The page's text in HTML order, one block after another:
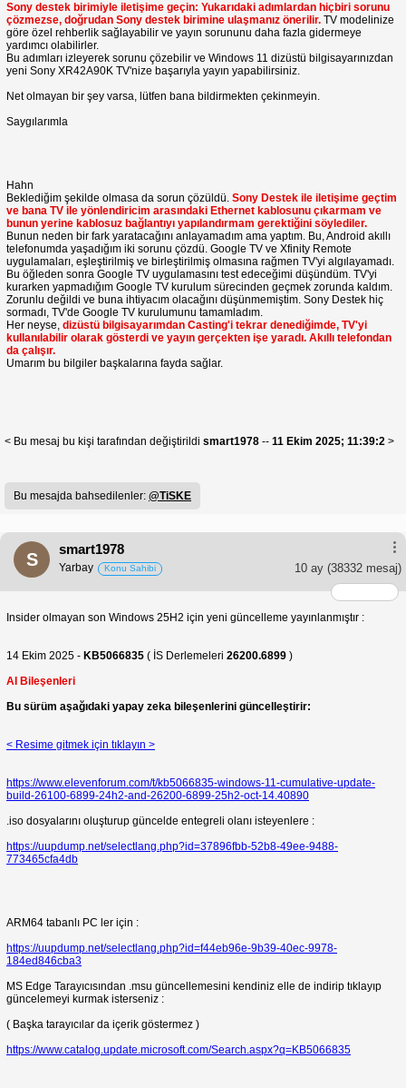
Sony destek birimiyle iletişime geçin: Yukarıdaki adımlardan hiçbiri sorunu
çözmezse, doğrudan Sony destek birimine ulaşmanız önerilir. TV modelinize
göre özel rehberlik sağlayabilir ve yayın sorununu daha fazla gidermeye
yardımcı olabilirler.
Bu adımları izleyerek sorunu çözebilir ve Windows 11 dizüstü bilgisayarınızdan
yeni Sony XR42A90K TV'nize başarıyla yayın yapabilirsiniz.
Net olmayan bir şey varsa, lütfen bana bildirmekten çekinmeyin.
Saygılarımla
Hahn
Beklediğim şekilde olmasa da sorun çözüldü. Sony Destek ile iletişime geçtim
ve bana TV ile yönlendiricim arasındaki Ethernet kablosunu çıkarmam ve
bunun yerine kablosuz bağlantıyı yapılandırmam gerektiğini söylediler.
Bunun neden bir fark yaratacağını anlayamadım ama yaptım. Bu, Android akıllı
telefonumda yaşadığım iki sorunu çözdü. Google TV ve Xfinity Remote
uygulamaları, eşleştirilmiş ve birleştirilmiş olmasına rağmen TV'yi algılayamadı.
Bu öğleden sonra Google TV uygulamasını test edeceğimi düşündüm. TV'yi
kurarken yapmadığım Google TV kurulum sürecinden geçmek zorunda kaldım.
Zorunlu değildi ve buna ihtiyacım olacağını düşünmemiştim. Sony Destek hiç
sormadı, TV'de Google TV kurulumunu tamamladım.
Her neyse, dizüstü bilgisayarımdan Casting'i tekrar denediğimde, TV'yi
kullanılabilir olarak gösterdi ve yayın gerçekten işe yaradı. Akıllı telefondan
da çalışır.
Umarım bu bilgiler başkalarına fayda sağlar.
< Bu mesaj bu kişi tarafından değiştirildi smart1978 -- 11 Ekim 2025; 11:39:2 >
Bu mesajda bahsedilenler: @TiSKE
S
smart1978
10 ay (38332 mesaj)
Yarbay Konu Sahibi
Insider olmayan son Windows 25H2 için yeni güncelleme yayınlanmıştır :
14 Ekim 2025 - KB5066835 ( İS Derlemeleri 26200.6899 )
AI Bileşenleri
Bu sürüm aşağıdaki yapay zeka bileşenlerini güncelleştirir:
< Resime gitmek için tıklayın >
https://www.elevenforum.com/t/kb5066835-windows-11-cumulative-update-
build-26100-6899-24h2-and-26200-6899-25h2-oct-14.40890
.iso dosyalarını oluşturup güncelde entegreli olanı isteyenlere :
https://uupdump.net/selectlang.php?id=37896fbb-52b8-49ee-9488-
773465cfa4db
ARM64 tabanlı PC ler için :
https://uupdump.net/selectlang.php?id=f44eb96e-9b39-40ec-9978-
184ed846cba3
MS Edge Tarayıcısından .msu güncellemesini kendiniz elle de indirip tıklayıp
güncelemeyi kurmak isterseniz :
( Başka tarayıcılar da içerik göstermez )
https://www.catalog.update.microsoft.com/Search.aspx?q=KB5066835